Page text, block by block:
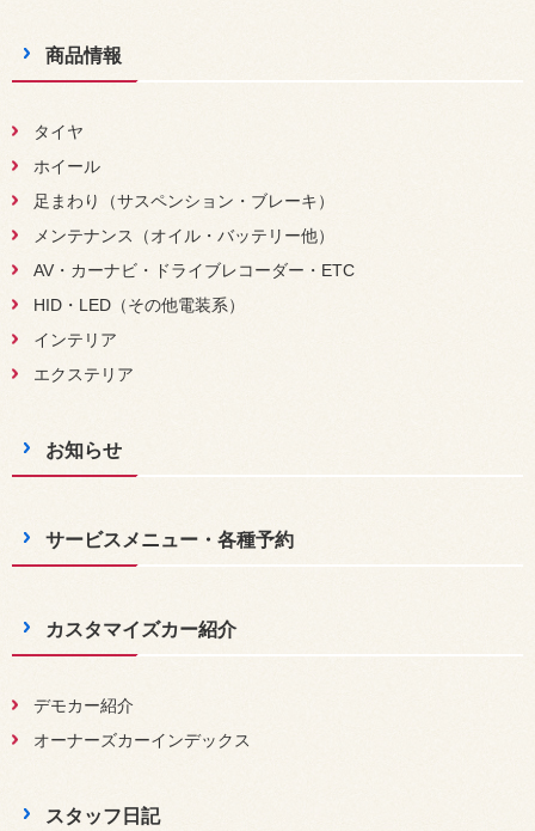
商品情報
タイヤ
ホイール
足まわり（サスペンション・ブレーキ）
メンテナンス（オイル・バッテリー他）
AV・カーナビ・ドライブレコーダー・ETC
HID・LED（その他電装系）
インテリア
エクステリア
お知らせ
サービスメニュー・各種予約
カスタマイズカー紹介
デモカー紹介
オーナーズカーインデックス
スタッフ日記